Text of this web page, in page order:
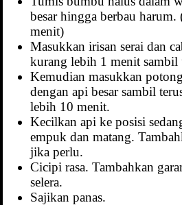
besar hingga berbau
menit)
Masukkan irisan serai dan
kurang lebih 1 menit sambil
Kemudian masukkan
dengan api besar sambil
lebih 10 menit.
Kecilkan api ke posisi
empuk dan matang.
jika perlu.
Cicipi rasa. Tambahkan
selera.
Sajikan panas.